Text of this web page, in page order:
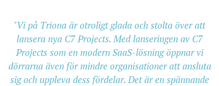
"Vi på Triona är otroligt glada och stolta över att
lansera nya C7 Projects. Med lanseringen av C7
Projects som en modern SaaS-lösning öppnar vi
dörrarna även för mindre organisationer att ansluta
sig och uppleva dess fördelar. Det är en spännande